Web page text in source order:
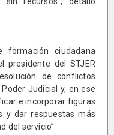
ciudadana
presidente del STJER
de conflictos
Judicial y, en ese
e incorporar figuras
y dar respuestas más
del servicio”.